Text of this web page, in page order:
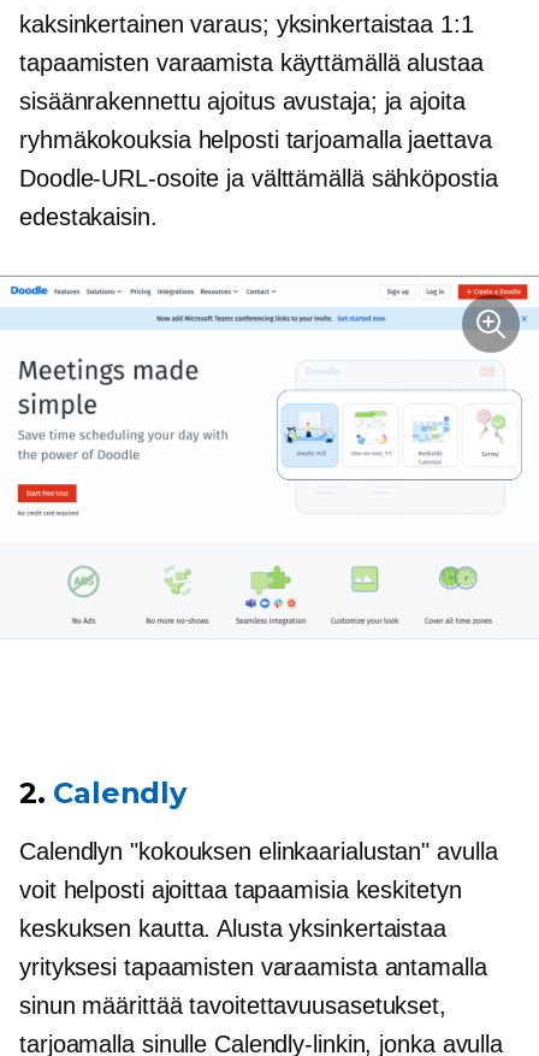
kaksinkertainen varaus; yksinkertaistaa 1:1
tapaamisten varaamista käyttämällä alustaa
sisäänrakennettu ajoitus avustaja; ja ajoita
ryhmäkokouksia helposti tarjoamalla jaettava
Doodle-URL-osoite ja välttämällä sähköpostia
edestakaisin.
2. Calendly
Calendlyn "kokouksen elinkaarialustan" avulla
voit helposti ajoittaa tapaamisia keskitetyn
keskuksen kautta. Alusta yksinkertaistaa
yrityksesi tapaamisten varaamista antamalla
sinun määrittää tavoitettavuusasetukset,
tarjoamalla sinulle Calendly-linkin, jonka avulla